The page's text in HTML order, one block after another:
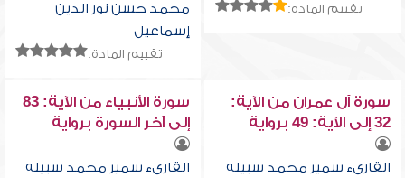
تقييم المادة:
محمد حسن نور الدين
إسماعيل
تقييم المادة:
سورة آل عمران من الآية:
32 إلى الآية: 49 برواية
حفص عن عاصم
القارىء سمير محمد سبيله
سورة الأنبياء من الآية: 83
إلى آخر السورة برواية
حفص عن عاصم
القارىء سمير محمد سبيله